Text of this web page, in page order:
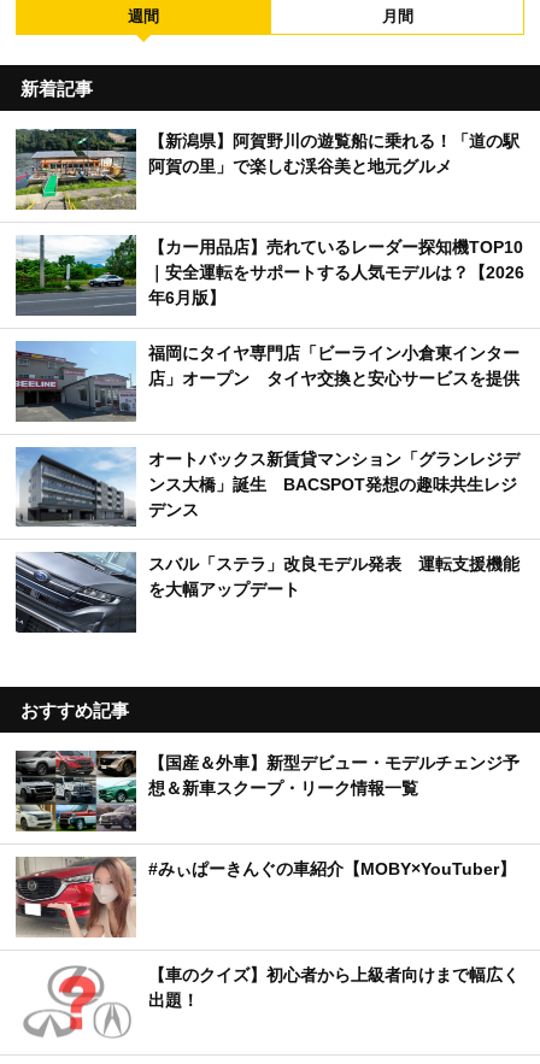
週間 月間
新着記事
【新潟県】阿賀野川の遊覧船に乗れる！「道の駅
阿賀の里」で楽しむ渓谷美と地元グルメ
【カー用品店】売れているレーダー探知機TOP10
｜安全運転をサポートする人気モデルは？【2026
年6月版】
福岡にタイヤ専門店「ビーライン小倉東インター
店」オープン タイヤ交換と安心サービスを提供
オートバックス新賃貸マンション「グランレジデ
ンス大橋」誕生 BACSPOT発想の趣味共生レジ
デンス
スバル「ステラ」改良モデル発表 運転支援機能
を大幅アップデート
おすすめ記事
【国産＆外車】新型デビュー・モデルチェンジ予
想＆新車スクープ・リーク情報一覧
#みぃぱーきんぐの車紹介【MOBY×YouTuber】
【車のクイズ】初心者から上級者向けまで幅広く
出題！